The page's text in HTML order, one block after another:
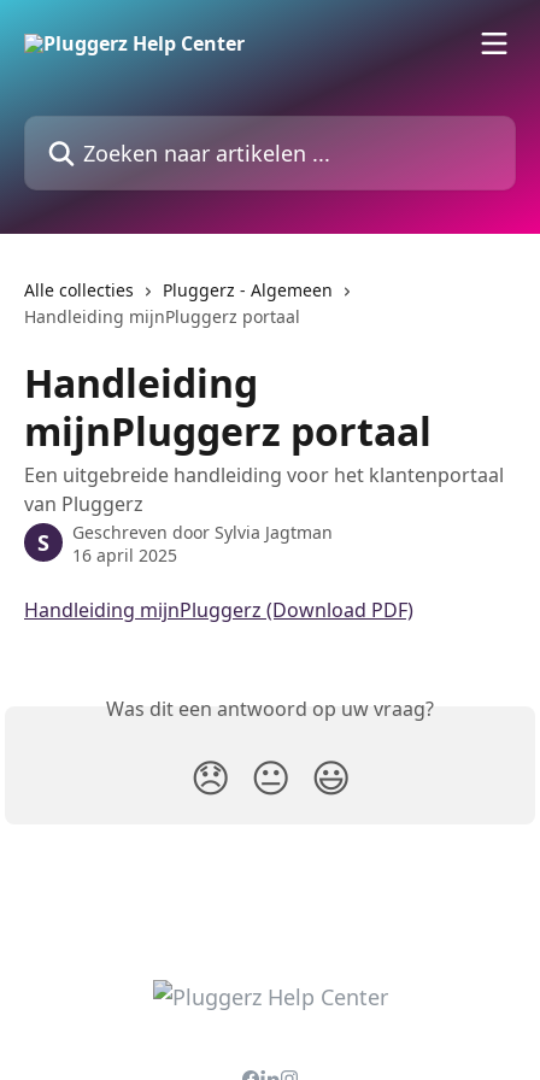
Zoeken naar artikelen ...
Alle collecties
Pluggerz - Algemeen
Handleiding mijnPluggerz portaal
Handleiding
mijnPluggerz portaal
Een uitgebreide handleiding voor het klantenportaal
van Pluggerz
S Geschreven door Sylvia Jagtman
16 april 2025
Handleiding mijnPluggerz (Download PDF)
Was dit een antwoord op uw vraag?
😞 😐 😃